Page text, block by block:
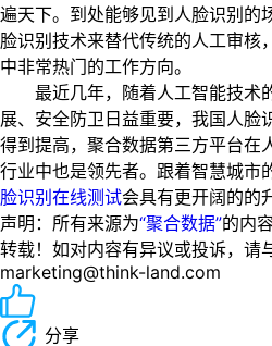
遍天下。到处能够见到人脸识别的
脸识别技术来替代传统的人工审核
中非常热门的工作方向。
最近几年，随着人工智能技术
展、安全防卫日益重要，我国人脸
得到提高，聚合数据第三方平台在
行业中也是领先者。跟着智慧城市
脸识别在线测试会具有更开阔的的
声明：所有来源为“聚合数据”的内
转载！如对内容有异议或投诉，请
marketing@think-land.com
分享